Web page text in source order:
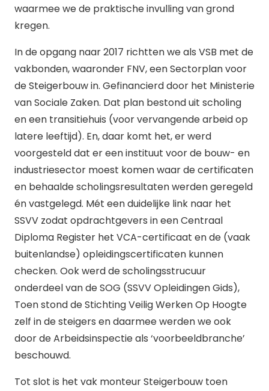
waarmee we de praktische invulling van grond
kregen.
In de opgang naar 2017 richtten we als VSB met de
vakbonden, waaronder FNV, een Sectorplan voor
de Steigerbouw in. Gefinancierd door het Ministerie
van Sociale Zaken. Dat plan bestond uit scholing
en een transitiehuis (voor vervangende arbeid op
latere leeftijd). En, daar komt het, er werd
voorgesteld dat er een instituut voor de bouw- en
industriesector moest komen waar de certificaten
en behaalde scholingsresultaten werden geregeld
én vastgelegd. Mét een duidelijke link naar het
SSVV zodat opdrachtgevers in een Centraal
Diploma Register het VCA-certificaat en de (vaak
buitenlandse) opleidingscertificaten kunnen
checken. Ook werd de scholingsstrucuur
onderdeel van de SOG (SSVV Opleidingen Gids),
Toen stond de Stichting Veilig Werken Op Hoogte
zelf in de steigers en daarmee werden we ook
door de Arbeidsinspectie als ‘voorbeeldbranche’
beschouwd.
Tot slot is het vak monteur Steigerbouw toen